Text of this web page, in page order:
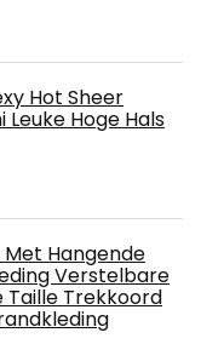
Hot Sheer
Hoge Hals
Met Hangende
Verstelbare
Taille Trekkoord